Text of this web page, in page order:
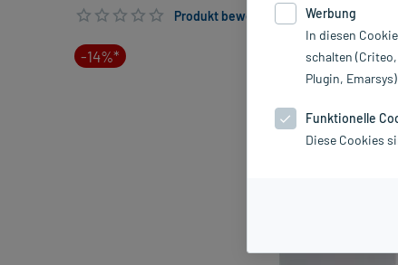
Produkt bewerten & PlusHerzen sichern
-14%*
Werbung
In diesen
schalten
Plugin,
Funktionelle
Diese Cookies